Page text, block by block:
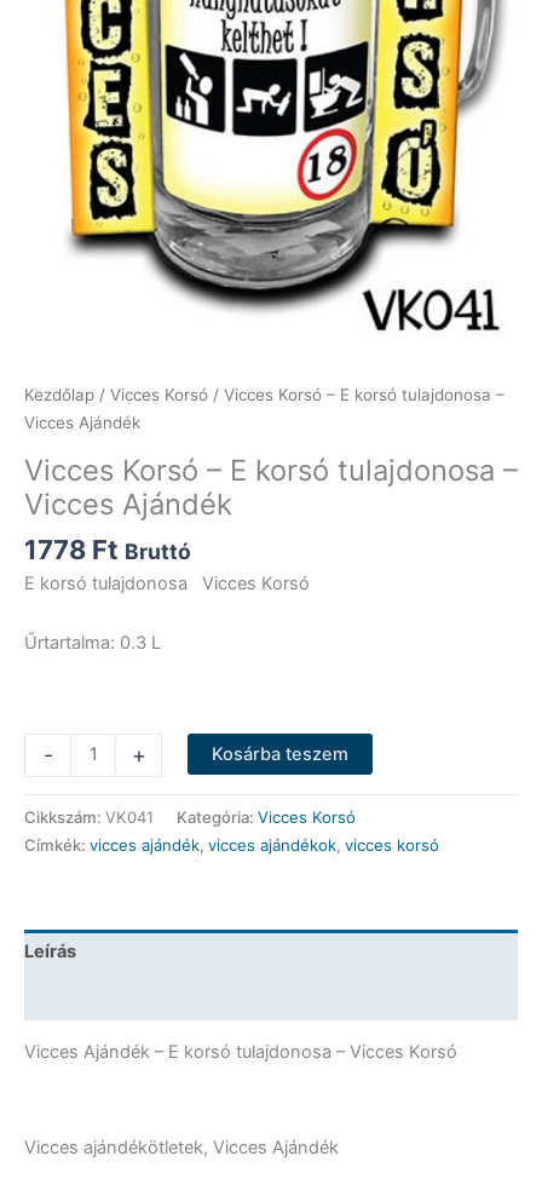
Kezdőlap / Vicces Korsó / Vicces Korsó – E korsó tulajdonosa –
Vicces Ajándék
Vicces Korsó – E korsó tulajdonosa –
Vicces Ajándék
1778 Ft Bruttó
E korsó tulajdonosa Vicces Korsó
Űrtartalma: 0.3 L
-
Korsó
-
E
korsó
Vicces
+ Kosárba teszem
Cikkszám: VK041 Kategória: Vicces Korsó
Címkék: vicces ajándék, vicces ajándékok, vicces korsó
Leírás
Vicces Ajándék – E korsó tulajdonosa – Vicces Korsó
Vicces ajándékötletek, Vicces Ajándék